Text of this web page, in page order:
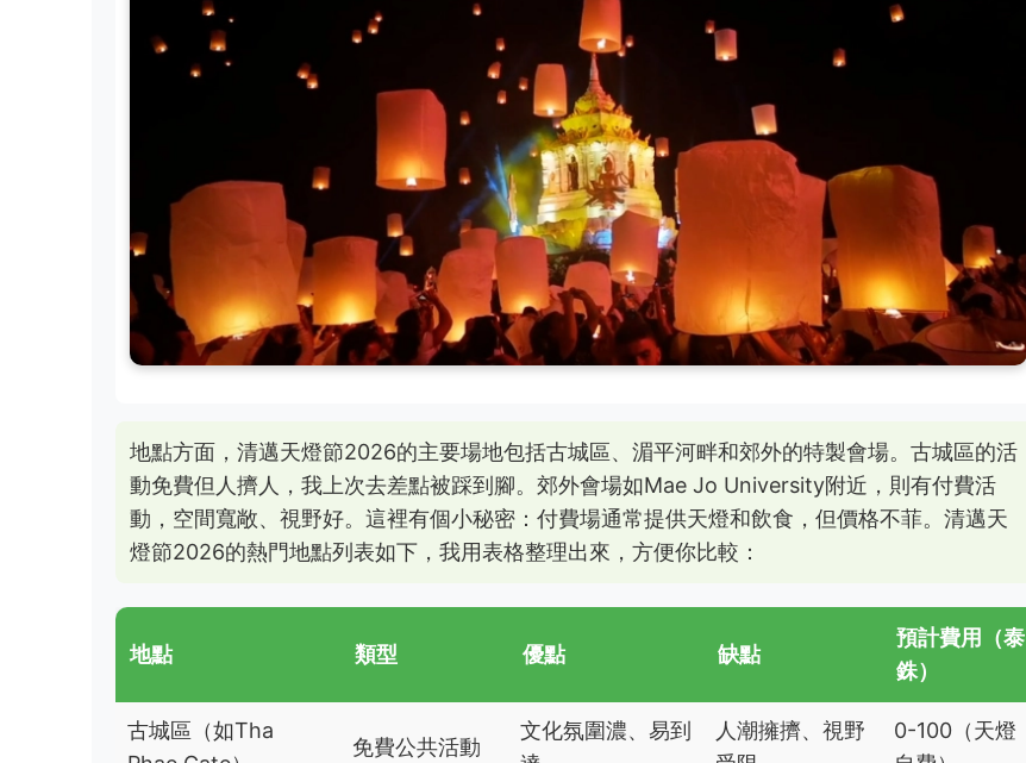
地點方面，清邁天燈節2026的主要場地包括古城區、湄平河畔和郊外的特製會場。古城區的活
動免費但人擠人，我上次去差點被踩到腳。郊外會場如Mae Jo University附近，則有付費活
動，空間寬敞、視野好。這裡有個小秘密：付費場通常提供天燈和飲食，但價格不菲。清邁天
燈節2026的熱門地點列表如下，我用表格整理出來，方便你比較：
地點 類型 優點 缺點
預計費用（泰
銖）
古城區（如Tha
免費公共活動
文化氛圍濃、易到
人潮擁擠、視野
0-100（天燈